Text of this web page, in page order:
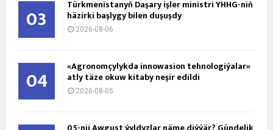
03 Türkmenistanyň Daşary işler ministri ÝHHG-niň
häzirki başlygy bilen duşuşdy
2026-08-06
04 «Agronomçylykda innowasion tehnologiýalar»
atly täze okuw kitaby neşir edildi
2026-08-05